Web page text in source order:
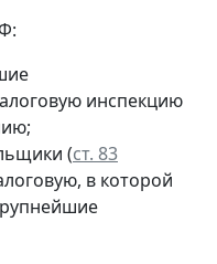
инспекцию
(ст. 83
в которой